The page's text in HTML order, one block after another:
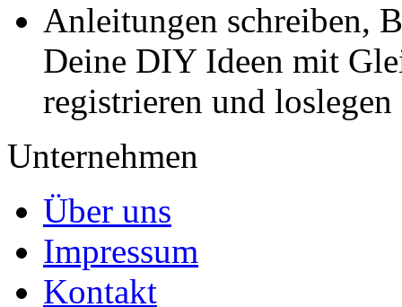
Anleitungen schreiben,
Deine DIY Ideen mit
registrieren und loslegen
Unternehmen
Über uns
Impressum
Kontakt